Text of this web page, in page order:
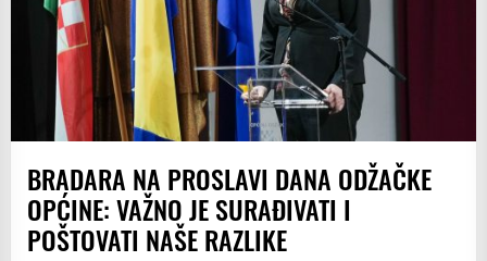
BRADARA NA PROSLAVI DANA ODŽAČKE
OPĆINE: VAŽNO JE SURAĐIVATI I
POŠTOVATI NAŠE RAZLIKE